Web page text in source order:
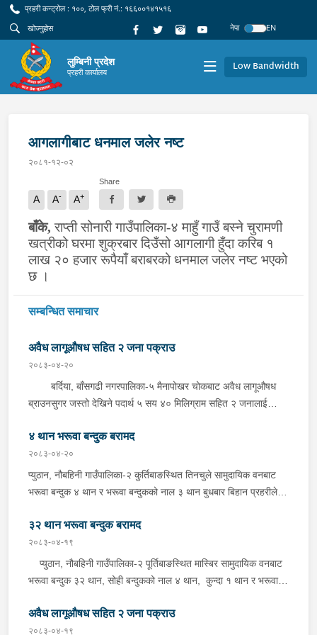
प्रहरी कन्ट्रोल : १००, टोल फ्री नं.: १६६००१४१५१६
नेपा
EN
लुम्बिनी प्रदेश
प्रहरी कार्यालय Low Bandwidth
आगलागीबाट धनमाल जलेर नष्ट
२०८१-१२-०२
A A- A+
Share
बाँके, राप्ती सोनारी गाउँपालिका-४ माहुँ गाउँ बस्ने चुरामणी
खत्रीको घरमा शुक्रबार दिउँसो आगलागी हुँदा करिब १
लाख २० हजार रूपैयाँ बराबरको धनमाल जलेर नष्ट भएको
छ ।
सम्बन्धित समाचार
अवैध लागूऔषध सहित २ जना पक्राउ
२०८३-०४-२०
बर्दिया, बाँसगढी नगरपालिका-५ मैनापोखर चोकबाट अवैध लागूऔषध
ब्राउनसुगर जस्तो देखिने पदार्थ ५ सय ४० मिलिग्राम सहित २ जनालाई
नगरपालिका-६ बस्ने २४ वर्षीय किरण नेपाली र ३६ वर्षीय सतिराम थारू रहेका
छन् । इलाका प्रहरी कार्यालय मोतिपुरबाट खटिएको प्रहरीले दमौलीबाट
बासगढीतर्फ आउँदै गरेको भे.५ प २०३९ नम्बरको मोटरसाइकलमा सवार
उनीहरूलाई उक्त पदार्थ सहित पक्राउ गरेको हो ।यस सम्बन्धमा प्रहरीले
४ थान भरूवा बन्दुक बरामद
२०८३-०४-२०
प्युठान, नौबहिनी गाउँपालिका-२ कुर्तिबाङस्थित तिनचुले सामुदायिक वनबाट
भरूवा बन्दुक ४ थान र भरूवा बन्दुकको नाल ३ थान बुधबार बिहान प्रहरीले
उक्त बन्दुक फेला पारी बरामद गरेको हो । यस सम्बन्धमा प्रहरीले आवश्यक
अनुसन्धान गरिरहेको छ ।
३२ थान भरूवा बन्दुक बरामद
२०८३-०४-१९
प्युठान, नौबहिनी गाउँपालिका-२ पूर्तिबाङस्थित मास्बिर सामुदायिक वनबाट
भरूवा बन्दुक ३२ थान, सोही बन्दुकको नाल ४ थान, कुन्दा १ थान र भरूवा
प्रहरी कार्यालय लुङबाहानेबाट खटिएको प्रहरीले उक्त हातहतियार फेला पारी
बरामद गरेको हो । यस सम्बन्धमा प्रहरीले आवश्यक अनुसन्धान गरिरहेको
अवैध लागूऔषध सहित २ जना पक्राउ
२०८३-०४-१९